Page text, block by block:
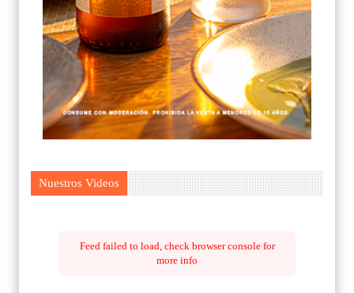
Nuestros Videos
Feed failed to load, check browser console for
more info